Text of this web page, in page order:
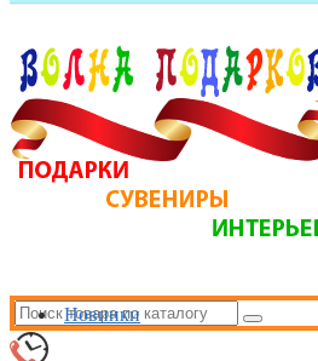
Новинки